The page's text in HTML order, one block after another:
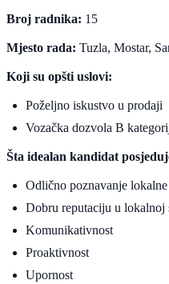
Broj radnika: 15
Mjesto rada: Tuzla, Mostar,
Koji su opšti uslovi:
Poželjno iskustvo u prodaji
Vozačka dozvola B
Šta idealan kandidat
Odlično poznavanje
Dobru reputaciju u lokalnoj
Komunikativnost
Proaktivnost
Upornost